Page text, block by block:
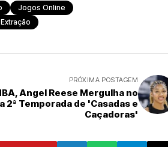
Jogos Online
PRÓXIMA POSTAGEM
Angel Reese Mergulha no
2ª Temporada de 'Casadas e
Caçadoras'